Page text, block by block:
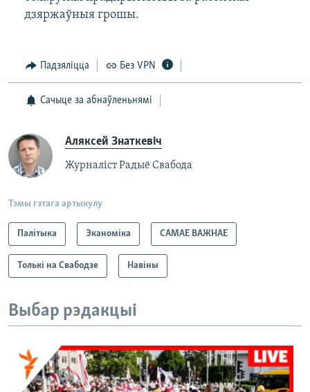
дзяржаўныя грошы.
Падзяліцца Без VPN
Сачыце за абнаўленьнямі
Аляксей Знаткевіч
Журналіст Радыё Свабода
Тэмы гэтага артыкулу
Палітыка Эканоміка САМАЕ ВАЖНАЕ
Толькі на Свабодзе Навіны
Выбар рэдакцыі